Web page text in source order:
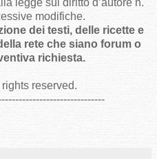
legge sul diritto d’autore n.
modifiche.
dei testi, delle ricette e
rete che siano forum o
richiesta.
reserved.